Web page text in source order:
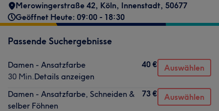
Merowingerstraße 42, Köln, Innenstadt, 50677
Geöffnet Heute: 09:00 - 18:30
Passende Suchergebnisse
Damen - Ansatzfarbe
30 Min.Details anzeigen
40 € Auswählen
Damen - Ansatzfarbe, Schneiden &
selber Föhnen
73 € Auswählen